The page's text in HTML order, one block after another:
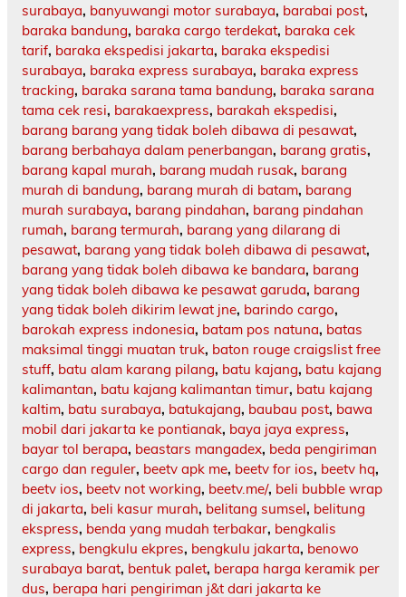
surabaya, banyuwangi motor surabaya, barabai post,
baraka bandung, baraka cargo terdekat, baraka cek
tarif, baraka ekspedisi jakarta, baraka ekspedisi
surabaya, baraka express surabaya, baraka express
tracking, baraka sarana tama bandung, baraka sarana
tama cek resi, barakaexpress, barakah ekspedisi,
barang barang yang tidak boleh dibawa di pesawat,
barang berbahaya dalam penerbangan, barang gratis,
barang kapal murah, barang mudah rusak, barang
murah di bandung, barang murah di batam, barang
murah surabaya, barang pindahan, barang pindahan
rumah, barang termurah, barang yang dilarang di
pesawat, barang yang tidak boleh dibawa di pesawat,
barang yang tidak boleh dibawa ke bandara, barang
yang tidak boleh dibawa ke pesawat garuda, barang
yang tidak boleh dikirim lewat jne, barindo cargo,
barokah express indonesia, batam pos natuna, batas
maksimal tinggi muatan truk, baton rouge craigslist free
stuff, batu alam karang pilang, batu kajang, batu kajang
kalimantan, batu kajang kalimantan timur, batu kajang
kaltim, batu surabaya, batukajang, baubau post, bawa
mobil dari jakarta ke pontianak, baya jaya express,
bayar tol berapa, beastars mangadex, beda pengiriman
cargo dan reguler, beetv apk me, beetv for ios, beetv hq,
beetv ios, beetv not working, beetv.me/, beli bubble wrap
di jakarta, beli kasur murah, belitang sumsel, belitung
ekspress, benda yang mudah terbakar, bengkalis
express, bengkulu ekpres, bengkulu jakarta, benowo
surabaya barat, bentuk palet, berapa harga keramik per
dus, berapa hari pengiriman j&t dari jakarta ke